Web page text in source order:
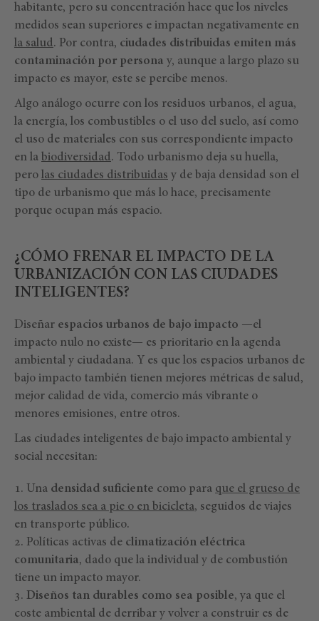
habitante, pero su concentración hace que los niveles
medidos sean superiores e impactan negativamente en
la salud. Por contra, ciudades distribuidas emiten más
contaminación por persona y, aunque a largo plazo su
impacto es mayor, este se percibe menos.
Algo análogo ocurre con los residuos urbanos, el agua,
la energía, los combustibles o el uso del suelo, así como
el uso de materiales con sus correspondiente impacto
en la biodiversidad. Todo urbanismo deja su huella,
pero las ciudades distribuidas y de baja densidad son el
tipo de urbanismo que más lo hace, precisamente
porque ocupan más espacio.
¿CÓMO FRENAR EL IMPACTO DE LA
URBANIZACIÓN CON LAS CIUDADES
INTELIGENTES?
Diseñar espacios urbanos de bajo impacto —el
impacto nulo no existe— es prioritario en la agenda
ambiental y ciudadana. Y es que los espacios urbanos de
bajo impacto también tienen mejores métricas de salud,
mejor calidad de vida, comercio más vibrante o
menores emisiones, entre otros.
Las ciudades inteligentes de bajo impacto ambiental y
social necesitan:
Una densidad suficiente como para que el grueso de
los traslados sea a pie o en bicicleta, seguidos de viajes
en transporte público.
Políticas activas de climatización eléctrica
comunitaria, dado que la individual y de combustión
tiene un impacto mayor.
Diseños tan durables como sea posible, ya que el
coste ambiental de derribar y volver a construir es de